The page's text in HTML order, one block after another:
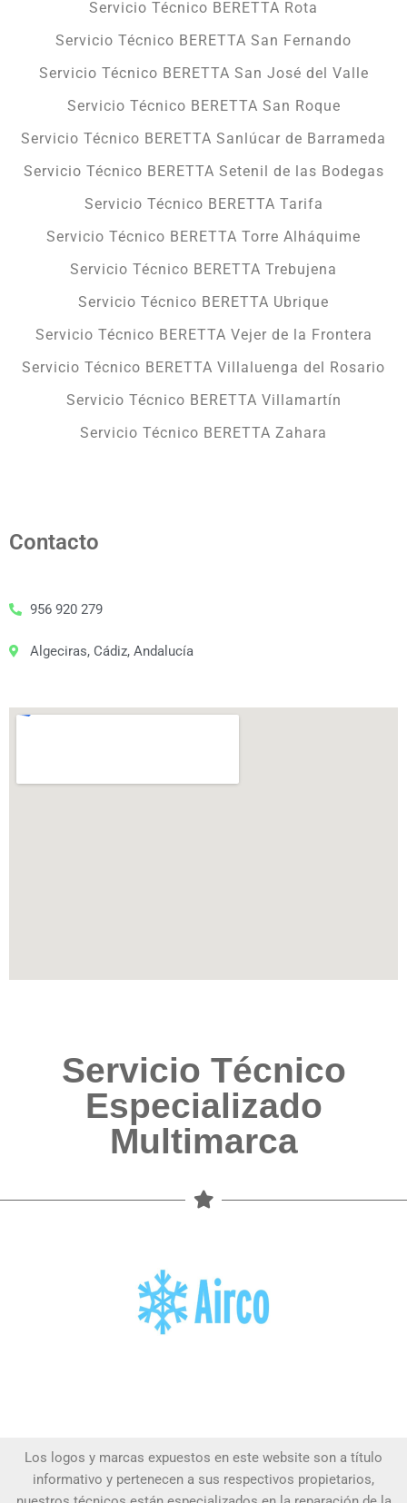
Servicio Técnico BERETTA Rota
Servicio Técnico BERETTA San Fernando
Servicio Técnico BERETTA San José del Valle
Servicio Técnico BERETTA San Roque
Servicio Técnico BERETTA Sanlúcar de Barrameda
Servicio Técnico BERETTA Setenil de las Bodegas
Servicio Técnico BERETTA Tarifa
Servicio Técnico BERETTA Torre Alháquime
Servicio Técnico BERETTA Trebujena
Servicio Técnico BERETTA Ubrique
Servicio Técnico BERETTA Vejer de la Frontera
Servicio Técnico BERETTA Villaluenga del Rosario
Servicio Técnico BERETTA Villamartín
Servicio Técnico BERETTA Zahara
Contacto
956 920 279
Algeciras, Cádiz, Andalucía
Servicio Técnico
Especializado
Multimarca
Los logos y marcas expuestos en este website son a título
informativo y pertenecen a sus respectivos propietarios,